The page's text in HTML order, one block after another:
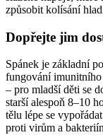
způsobit kolísání
Dopřejte jim
Spánek je základní
fungování imunitního
– pro mladší děti se
starší alespoň 8–10
tělu lépe se
proti virům a